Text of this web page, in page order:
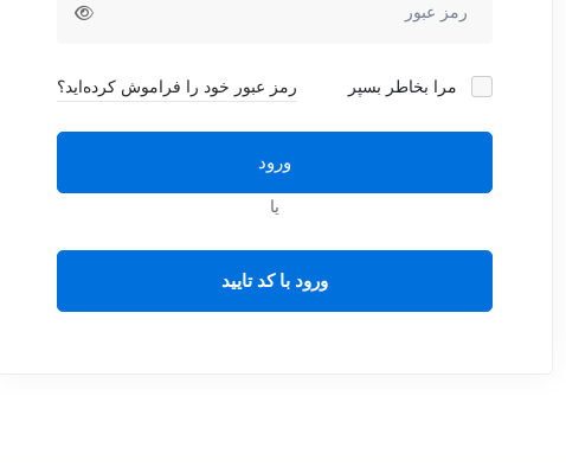
مرا بخاطر بسپر رمز عبور خود را فراموش کرده‌اید؟
ورود
یا